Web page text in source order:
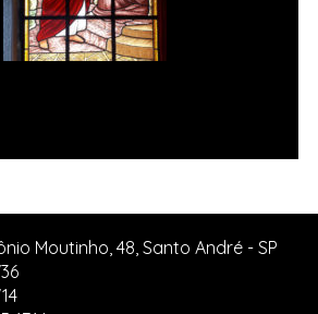
Moutinho, 48, Santo André - SP